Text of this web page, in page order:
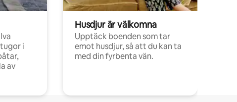
i
av
Husdjur är välkomna
Upptäck boenden som tar
emot husdjur, så att du kan ta
med din fyrbenta vän.